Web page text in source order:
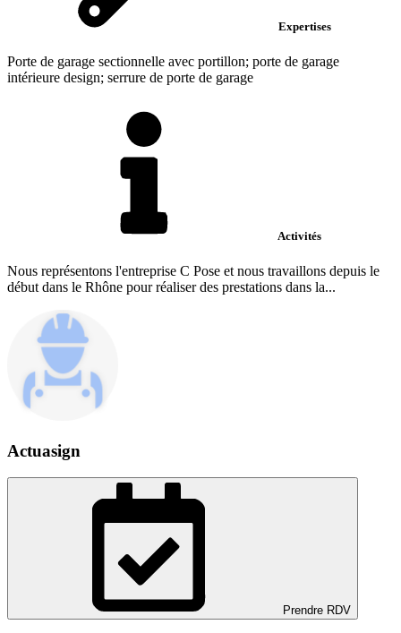
Expertises
Porte de garage sectionnelle avec portillon; porte de garage
intérieure design; serrure de porte de garage
Activités
Nous représentons l'entreprise C Pose et nous travaillons depuis le
début dans le Rhône pour réaliser des prestations dans la...
Actuasign
Prendre RDV